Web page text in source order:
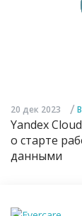
20 дек 2023 /
Yandex
о старте
данными